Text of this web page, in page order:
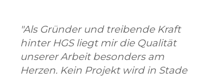
"Als Gründer und treibende Kraft
hinter HGS liegt mir die Qualität
unserer Arbeit besonders am
Herzen. Kein Projekt wird in Stade